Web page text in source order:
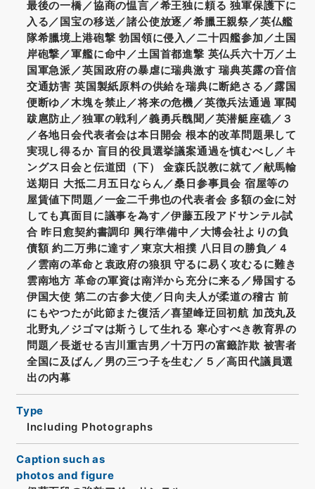
最後の一橋／協商の愠言／希王独に頼る 独軍保護下に
入る／国宝の移送／諸公使放逐／希臘王親祭／英仏艦
隊希臘境上港砲撃 勃国領に侵入／二十四艦参加／土国
岸砲撃／軍艦に命中／土国首都進撃 英仏兵六十万／土
国軍急派／英国政府の暴虐に瑞典激す 瑞典英露の音信
交通妨害 英国製紙原料の供給を瑞典に断絶さる／露国
便断ゆ／木塊を禁止／将来の危機／英徴兵法通過 軍閥
跋扈防止／独軍の戦利／義勇兵醜聞／英潜艇座礁／３
／各地日会代表者会は本日開会 根本的改革問題果して
実現し得るか 盲目的役員選挙議案通過を慎むべし／キ
ングス日会と伝道団（下） 金森氏説教に就て／献馬輸
送期日 大抵二月五日ならん／桑日参事員会 宿屋等の
屋賃値下問題／一金二千弗也の代表者会 多額の金に対
しても真面目に議事を為す／伊藤五段アドサンテル試
合 昨日愈契約書調印 興行準備中／大博会社よりの負
債額 約二万弗に達す／東京大相撲 八日目の勝負／４
／雲南の革命と袁政府の狼狽 守るに易く攻むるに難き
雲南地方 革命の軍資は南洋から充分に来る／帰国する
伊国大使 第二の古参大使／日向夫人が柔道の稽古 前
にもやつたが此節また復活／喜望峰迂回初航 加茂丸及
北野丸／ジゴマは斯うして生れる 寒心すべき教育界の
問題／長逝せる吉川重吉男／十万円の富籤詐欺 被害者
全国に及ばん／男の三つ子を生む／５／高田代議員選
出の内幕
Type
Including Photographs
Caption such as
photos and figure